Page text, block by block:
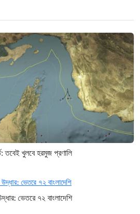
তবেই খুলবে হরমুজ প্রণালি
ভেতরে ৭২ বাংলাদেশি